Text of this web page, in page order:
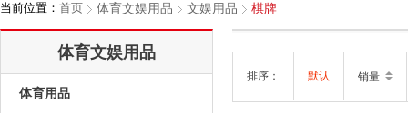
当前位置： 首页 体育文娱用品 文娱用品 棋牌
体育文娱用品
体育用品
排序： 默认 销量